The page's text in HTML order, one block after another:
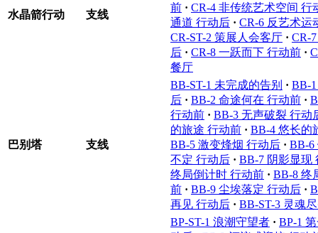
水晶箭行动 支线
前 · CR-4 非传统艺术空间 行
通道 行动后 · CR-6 反艺术运
CR-ST-2 策展人会客厅 · CR-
后 · CR-8 一跃而下 行动前 ·
餐厅
巴别塔 支线
BB-ST-1 未完成的告别 · BB-
后 · BB-2 命途何在 行动前 ·
行动前 · BB-3 无声破裂 行动
的旅途 行动前 · BB-4 悠长的
BB-5 激变烽烟 行动后 · BB-6
不定 行动后 · BB-7 阴影显现
终局倒计时 行动前 · BB-8 终
前 · BB-9 尘埃落定 行动后 ·
再见 行动后 · BB-ST-3 灵魂
BP-ST-1 浪潮守望者 · BP-1